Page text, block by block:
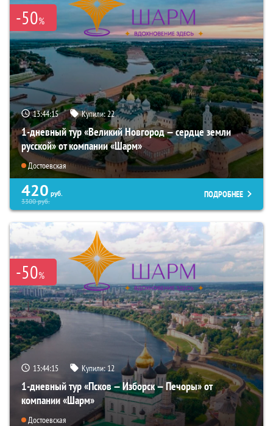
-50%
13:44:14 Купили:22
1-дневный тур «Великий Новгород — сердце земли
русской» от компании «Шарм»
Достоевская
420 руб.
3300руб.
ПОДРОБНЕЕ
-50%
13:44:14 Купили:12
1-дневный тур «Псков — Изборск — Печоры» от
компании «Шарм»
Достоевская